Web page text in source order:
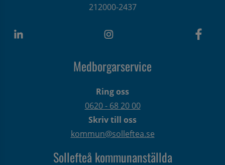
212000-2437
Medborgarservice
Ring oss
0620 - 68 20 00
Skriv till oss
kommun@solleftea.se
Sollefteå kommunanställda